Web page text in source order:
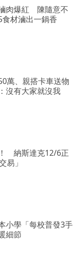
肉爆紅 陳隨意不
材滷出一鍋香
萬、親搭卡車送物
沒有大家就沒我
納斯達克12/6正
易」
小學「每校普發3手
細節